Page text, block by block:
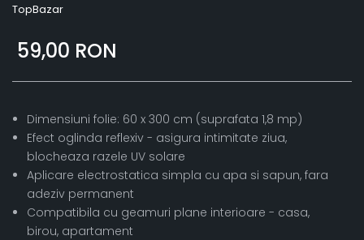
TopBazar
59,00 RON
Dimensiuni folie: 60 x 300 cm (suprafata 1,8 mp)
Efect oglinda reflexiv - asigura intimitate ziua,
blocheaza razele UV solare
Aplicare electrostatica simpla cu apa si sapun, fara
adeziv permanent
Compatibila cu geamuri plane interioare - casa,
birou, apartament